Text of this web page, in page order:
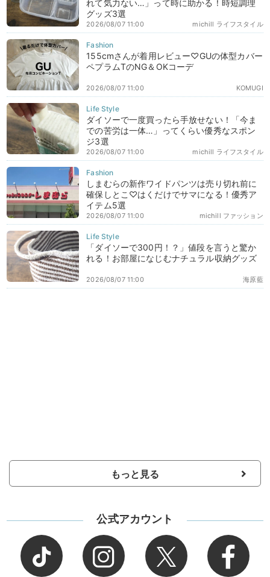
れて気力ない…」って時に助かる！時短調理
グッズ3選
michill ライフスタイル
2026/08/07 11:00
155cmさんが着用レビュー♡GUの体型カバー
ペプラムTのNG＆OKコーデ
KOMUGI
2026/08/07 11:00
ダイソーで一度買ったら手放せない！「今ま
での苦労は一体…」ってくらい優秀なスポン
ジ3選
michill ライフスタイル
2026/08/07 11:00
しまむらの新作ワイドパンツは売り切れ前に
確保しとこ♡はくだけでサマになる！優秀ア
イテム5選
michill ファッション
2026/08/07 11:00
「ダイソーで300円！？」値段を言うと驚か
れる！お部屋になじむナチュラル収納グッズ
海原藍
2026/08/07 11:00
もっと見る
公式アカウント